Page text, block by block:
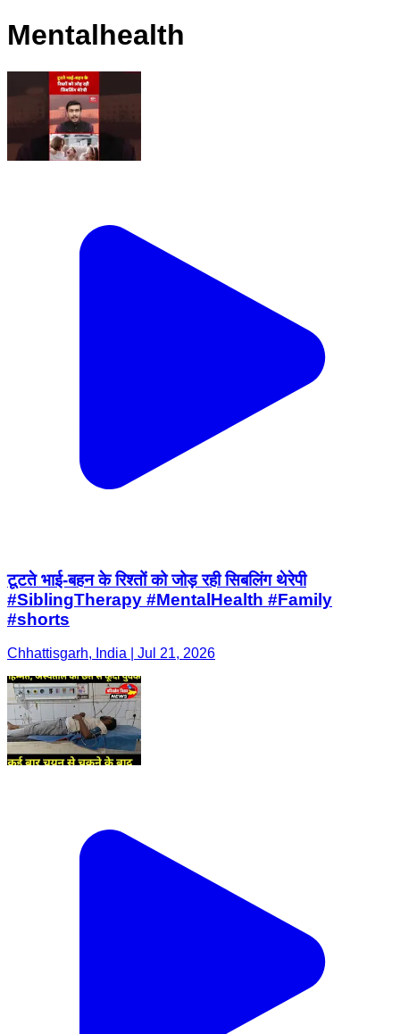
Mentalhealth
टूटते भाई-बहन के रिश्तों को जोड़ रही सिबलिंग थेरेपी
#SiblingTherapy #MentalHealth #Family
#shorts
Chhattisgarh, India | Jul 21, 2026